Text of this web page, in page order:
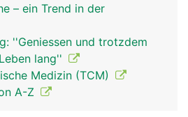
– ein Trend in der
''Geniessen und trotzdem
lang''
Medizin (TCM)
A-Z